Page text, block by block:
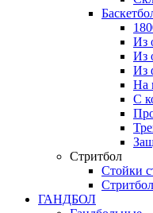
Из
Из
Из
На
С
Стритбол
Стойки
ГАНДБОЛ